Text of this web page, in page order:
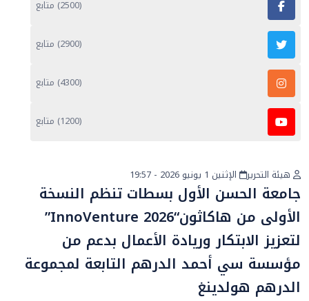
(2500) متابع
(2900) متابع
(4300) متابع
(1200) متابع
أخبار عامة
هيئة التحرير الإثنين 1 يونيو 2026 - 19:57
جامعة الحسن الأول بسطات تنظم النسخة
الأولى من هاكاثون“InnoVenture 2026”
لتعزيز الابتكار وريادة الأعمال بدعم من
مؤسسة سي أحمد الدرهم التابعة لمجموعة
الدرهم هولدينغ